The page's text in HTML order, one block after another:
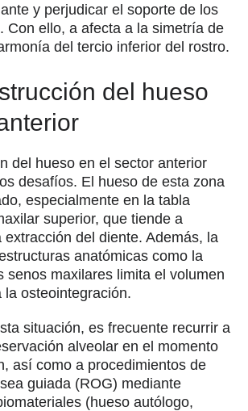
y perjudicar el soporte de los
Con ello, a afecta a la simetría de
del tercio inferior del rostro.
del hueso
del hueso en el sector anterior
desafíos. El hueso de esta zona
especialmente en la tabla
superior, que tiende a
extracción del diente. Además, la
anatómicas como la
senos maxilares limita el volumen
la osteointegración.
situación, es frecuente recurrir a
alveolar en el momento
así como a procedimientos de
guiada (ROG) mediante
(hueso autólogo,